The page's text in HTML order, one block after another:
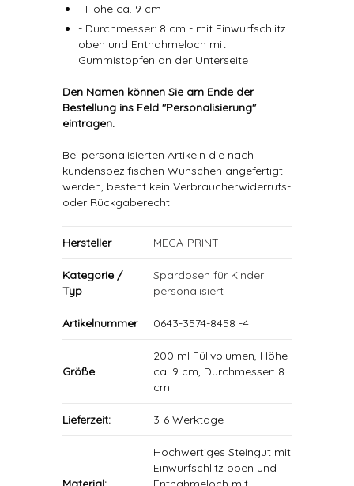
- Höhe ca. 9 cm
- Durchmesser: 8 cm - mit Einwurfschlitz
oben und Entnahmeloch mit
Gummistopfen an der Unterseite
Den Namen können Sie am Ende der
Bestellung ins Feld "Personalisierung"
eintragen.
Bei personalisierten Artikeln die nach
kundenspezifischen Wünschen angefertigt
werden, besteht kein Verbraucherwiderrufs-
oder Rückgaberecht.
Hersteller MEGA-PRINT
Kategorie /
Typ
Spardosen für Kinder
personalisiert
Artikelnummer 0643-3574-8458 -4
Größe
200 ml Füllvolumen, Höhe
ca. 9 cm, Durchmesser: 8
cm
Lieferzeit: 3-6 Werktage
Hochwertiges Steingut mit
Einwurfschlitz oben und